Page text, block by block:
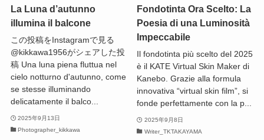
La Luna d’autunno
illumina il balcone
この投稿をInstagramで見る
@kikkawa1956がシェアした投
稿 Una luna piena fluttua nel
cielo notturno d'autunno, come
se stesse illuminando
delicatamente il balco...
2025年9月13日
Photographer_kikkawa
Fondotinta Ora Scelto: La
Poesia di una Luminosità
Impeccabile
Il fondotinta più scelto del 2025
è il KATE Virtual Skin Maker di
Kanebo. Grazie alla formula
innovativa “virtual skin film”, si
fonde perfettamente con la p...
2025年9月8日
Writer_TKTAKAYAMA